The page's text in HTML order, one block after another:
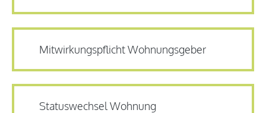
Mitwirkungspflicht Wohnungsgeber
Statuswechsel Wohnung